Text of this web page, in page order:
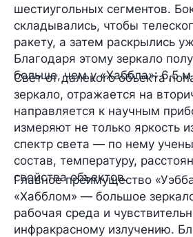
шестиугольных сегментов.
складывались, чтобы
ракету, а затем раскрылись
Благодаря этому зеркало
больше, чем у «Хаббла»: 6,5
Свет от далекого объекта
зеркало, отражается на
направляется к научным
измеряют не только яркость
спектр света — по нему
состав, температуру,
свойства объектов.
Главное преимущество
«Хабблом» — большое
рабочая среда и
инфракрасному излучению.